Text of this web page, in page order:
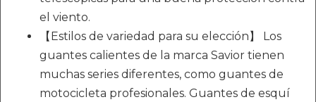
el viento.
【Estilos de variedad para su elección】 Los
guantes calientes de la marca Savior tienen
muchas series diferentes, como guantes de
motocicleta profesionales. Guantes de esquí